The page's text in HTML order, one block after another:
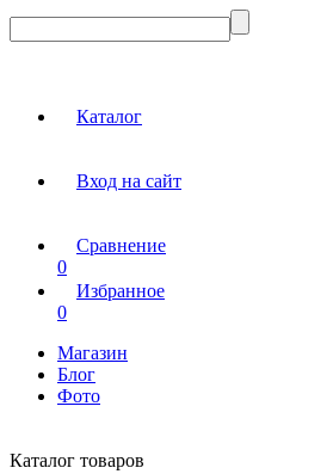
Каталог
Вход на сайт
Сравнение
0
Избранное
0
Магазин
Блог
Фото
Каталог товаров